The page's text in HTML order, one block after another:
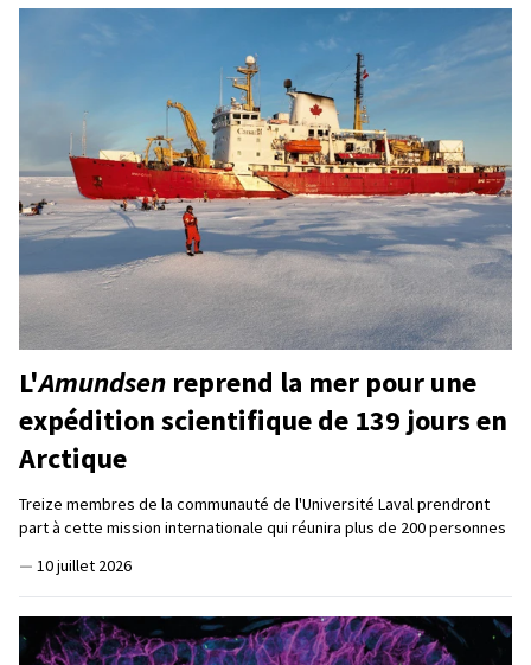
L'Amundsen reprend la mer pour une
expédition scientifique de 139 jours en
Arctique
Treize membres de la communauté de l'Université Laval prendront
part à cette mission internationale qui réunira plus de 200 personnes
— 10 juillet 2026